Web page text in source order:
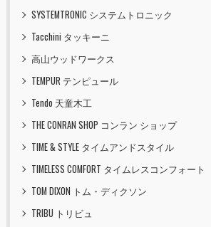
SYSTEMTRONIC システムトロニック
Tacchini タッキーニ
高山ウッドワークス
TEMPUR テンピュール
Tendo 天童木工
THE CONRAN SHOP コンラン ショップ
TIME & STYLE タイムアンドスタイル
TIMELESS COMFORT タイムレスコンフォート
TOM DIXON トム・ディクソン
TRIBU トリビュ